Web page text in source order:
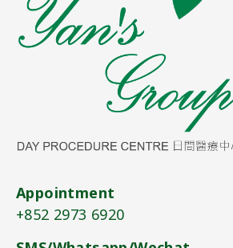
Appointment
+852 2973 6920​